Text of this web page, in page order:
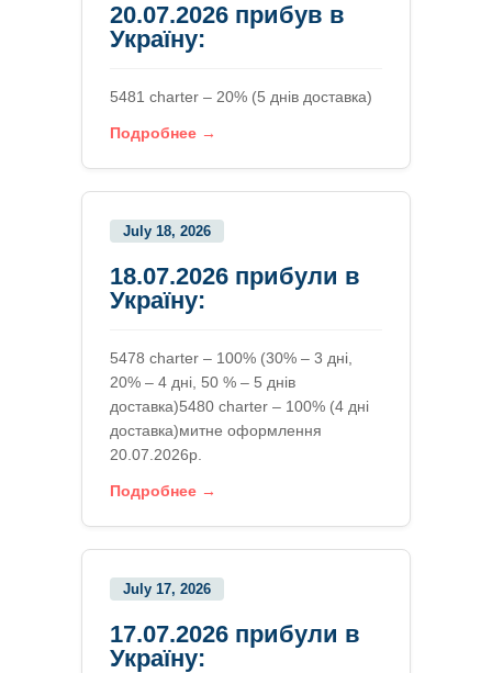
20.07.2026 прибув в
Україну:
5481 charter – 20% (5 днів доставка)
Подробнее →
July 18, 2026
18.07.2026 прибули в
Україну:
5478 charter – 100% (30% – 3 дні,
20% – 4 дні, 50 % – 5 днів
доставка)5480 charter – 100% (4 дні
доставка)митне оформлення
20.07.2026р.
Подробнее →
July 17, 2026
17.07.2026 прибули в
Україну: